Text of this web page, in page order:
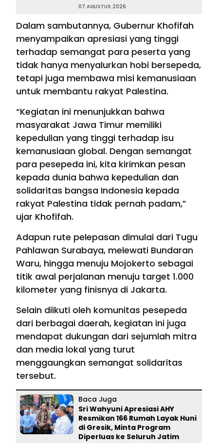
07 AGUSTUS 2026
Dalam sambutannya, Gubernur Khofifah
menyampaikan apresiasi yang tinggi
terhadap semangat para peserta yang
tidak hanya menyalurkan hobi bersepeda,
tetapi juga membawa misi kemanusiaan
untuk membantu rakyat Palestina.
“Kegiatan ini menunjukkan bahwa
masyarakat Jawa Timur memiliki
kepedulian yang tinggi terhadap isu
kemanusiaan global. Dengan semangat
para pesepeda ini, kita kirimkan pesan
kepada dunia bahwa kepedulian dan
solidaritas bangsa Indonesia kepada
rakyat Palestina tidak pernah padam,”
ujar Khofifah.
Adapun rute pelepasan dimulai dari Tugu
Pahlawan Surabaya, melewati Bundaran
Waru, hingga menuju Mojokerto sebagai
titik awal perjalanan menuju target 1.000
kilometer yang finisnya di Jakarta.
Selain diikuti oleh komunitas pesepeda
dari berbagai daerah, kegiatan ini juga
mendapat dukungan dari sejumlah mitra
dan media lokal yang turut
menggaungkan semangat solidaritas
tersebut.
Baca Juga
Sri Wahyuni Apresiasi AHY
Resmikan 166 Rumah Layak Huni
di Gresik, Minta Program
Diperluas ke Seluruh Jatim